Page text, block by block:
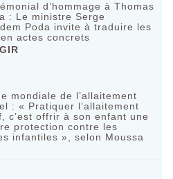
d’hommage à Thomas
: Le ministre Serge
Poda invite à traduire les
actes concrets
mondiale de l’allaitement
: « Pratiquer l’allaitement
c’est offrir à son enfant une
protection contre les
infantiles », selon Moussa